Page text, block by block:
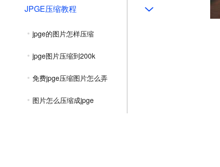
JPGE压缩教程
jpge的图片怎样压缩
jpge图片压缩到200k
免费jpge压缩图片怎么弄
图片怎么压缩成jpge